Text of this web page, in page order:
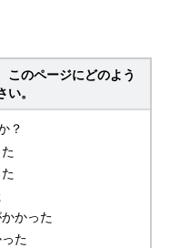
このページにどのよう
い。
？
かった
た